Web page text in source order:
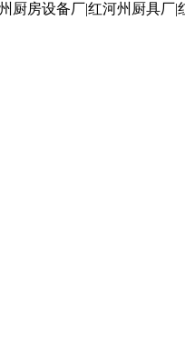
厨房设备厂|红河州厨具